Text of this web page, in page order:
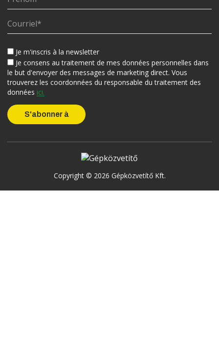
Je m'inscris à la newsletter
Je consens au traitement de mes données personnelles dans
le but d'envoyer des messages de marketing direct. Vous
trouverez les coordonnées du responsable du traitement des
données ici.
Copyright © 2026 Gépközvetítő Kft.